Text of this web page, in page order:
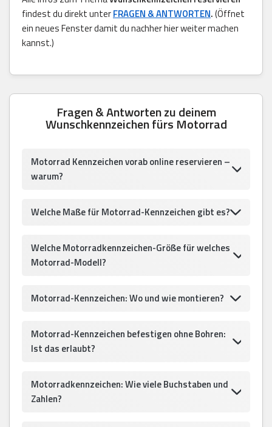
findest du direkt unterFRAGEN & ANTWORTEN.(Öffnet
ein neues Fenster damit du nachher hier weiter machen
kannst.)
Fragen & Antworten zu deinem
Wunschkennzeichen fürs Motorrad
Motorrad Kennzeichen vorab online reservieren –
warum?
Welche Maße für Motorrad-Kennzeichen gibt es?
Welche Motorradkennzeichen-Größe für welches
Motorrad-Modell?
Motorrad-Kennzeichen: Wo und wie montieren?
Motorrad-Kennzeichen befestigen ohne Bohren:
Ist das erlaubt?
Motorradkennzeichen: Wie viele Buchstaben und
Zahlen?